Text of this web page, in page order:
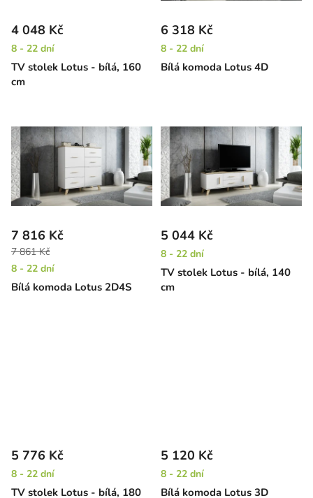
TV stolek Lotus - bílá, 160
cm
4 048 Kč
8 - 22 dní
Bílá komoda Lotus 4D
6 318 Kč
8 - 22 dní
Bílá komoda Lotus 2D4S
7 816 Kč
7 861 Kč
8 - 22 dní
TV stolek Lotus - bílá, 140
cm
5 044 Kč
8 - 22 dní
TV stolek Lotus - bílá, 180
5 776 Kč
8 - 22 dní
Bílá komoda Lotus 3D
5 120 Kč
8 - 22 dní